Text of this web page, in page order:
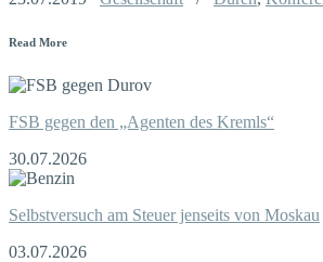
Read More
FSB gegen den „Agenten des Kremls“
30.07.2026
Selbstversuch am Steuer jenseits von Moskau
03.07.2026